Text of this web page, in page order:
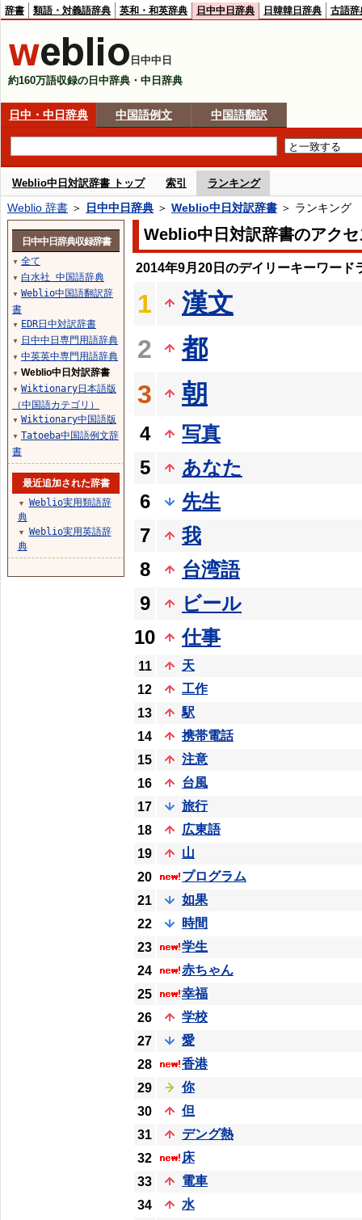
辞書 類語・対義語辞典 英和・和英辞典 日中中日辞典 日韓韓日辞典 古語辞
日中中日
約160万語収録の日中辞典・中日辞典
日中・中日辞典 中国語例文 中国語翻訳
Weblio中日対訳辞書 トップ 索引 ランキング
Weblio 辞書 ＞ 日中中日辞典 ＞ Weblio中日対訳辞書 ＞ ランキング
Weblio中日対訳辞書のアク
2014年9月20日のデイリーキーワード
1
漢文
2
都
3
朝
4
写真
5
あなた
6
先生
7
我
8
台湾語
9
ビール
10
仕事
11
天
12
工作
13
駅
14
携帯電話
15
注意
16
台風
17
旅行
18
広東語
19
山
20
プログラム
21
如果
22
時間
23
学生
24
赤ちゃん
25
幸福
26
学校
27
愛
28
香港
29
你
30
但
31
デング熱
32
床
33
電車
34
水
日中中日辞典収録辞書
▼ 全て
▼ 白水社 中国語辞典
▼ Weblio中国語翻訳辞
書
▼ EDR日中対訳辞書
▼ 日中中日専門用語辞典
▼ 中英英中専門用語辞典
▼ Weblio中日対訳辞書
▼ Wiktionary日本語版
（中国語カテゴリ）
▼ Wiktionary中国語版
▼ Tatoeba中国語例文辞
書
最近追加された辞書
▼
Weblio実用類語辞
典
▼
Weblio実用英語辞
典